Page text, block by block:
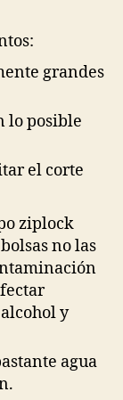
grandes
lo posible
el corte
ziplock
no las
y
agua